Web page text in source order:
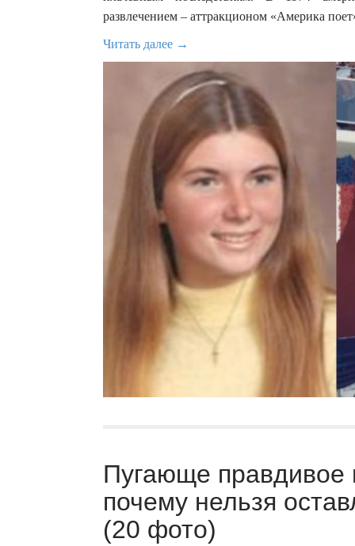
развлечением – аттракционом «Америка
Читать далее →
Пугающе правдивое
почему нельзя
(20 фото)